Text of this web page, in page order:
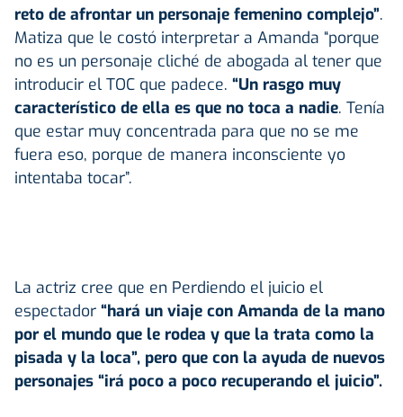
reto de afrontar un personaje femenino complejo”.
Matiza que le costó interpretar a Amanda “porque
no es un personaje cliché de abogada al tener que
introducir el TOC que padece. “Un rasgo muy
característico de ella es que no toca a nadie. Tenía
que estar muy concentrada para que no se me
fuera eso, porque de manera inconsciente yo
intentaba tocar”.
La actriz cree que en Perdiendo el juicio el
espectador “hará un viaje con Amanda de la mano
por el mundo que le rodea y que la trata como la
pisada y la loca”, pero que con la ayuda de nuevos
personajes “irá poco a poco recuperando el juicio”.